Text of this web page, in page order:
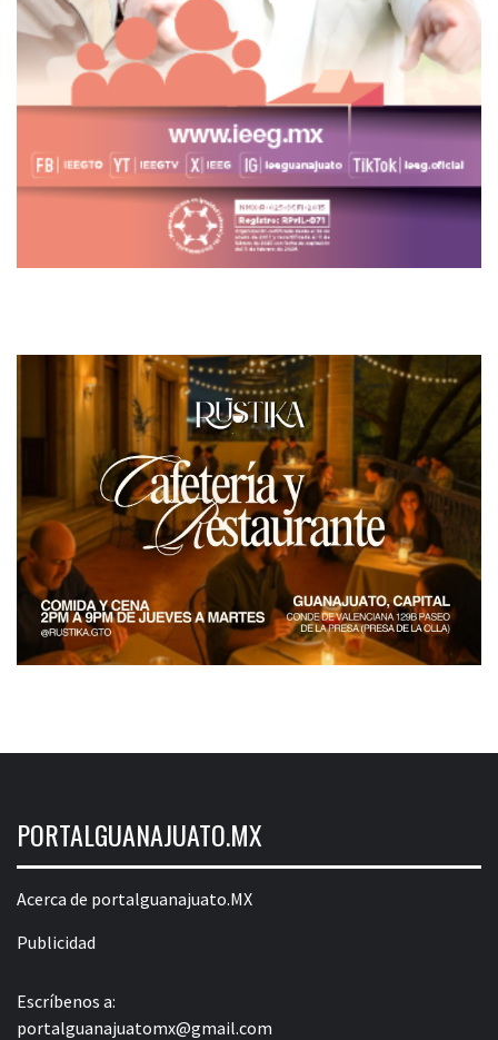
PORTALGUANAJUATO.MX
Acerca de portalguanajuato.MX
Publicidad
Escríbenos a:
portalguanajuatomx@gmail.com